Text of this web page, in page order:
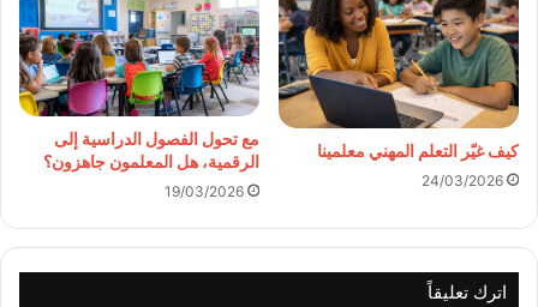
كيف غيّر التعلم المهني معلمينا
24/03/2026
مع تحول الفصول الدراسية إلى
الرقمية، هل المعلمون جاهزون؟
19/03/2026
اترك تعليقاً